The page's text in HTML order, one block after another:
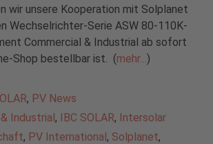
wir unsere Kooperation mit Solplanet
Wechselrichter-Serie ASW 80-110K-
Commercial & Industrial ab sofort
Shop bestellbar ist. (mehr… )
, PV News
Industrial, IBC SOLAR, Intersolar
, PV International, Solplanet,